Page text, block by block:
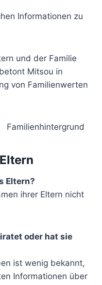
Informationen zu
und der Familie
Mitsou in
von Familienwerten
Eltern?
ihrer Eltern nicht
oder hat sie
ist wenig bekannt,
Informationen über